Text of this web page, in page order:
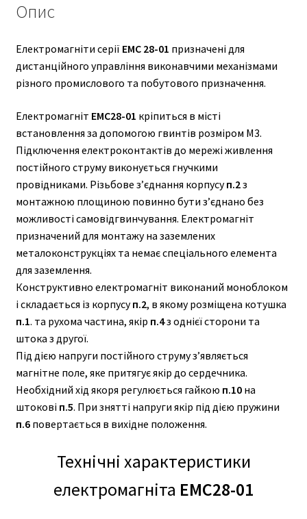
Опис
Електромагніти серії ЕМС 28-01 призначені для
дистанційного управління виконавчими механізмами
різного промислового та побутового призначення.
Електромагніт ЕМС28-01 кріпиться в місті
встановлення за допомогою гвинтів розміром М3.
Підключення електроконтактів до мережі живлення
постійного струму виконується гнучкими
провідниками. Різьбове з’єднання корпусуп.2з
монтажною площиною повинно бути з’єднано без
можливості самовідгвинчування. Електромагніт
призначений для монтажу на заземлених
металоконструкціях та немає спеціального елемента
для заземлення.
Конструктивно електромагніт виконаний моноблоком
і складається із корпусуп.2, в якому розміщена котушка
п.1. та рухома частина, якір п.4з однієї сторони та
штока з другої.
Під дією напруги постійного струму з’являється
магнітне поле, яке притягує якір до сердечника.
Необхідний хід якоря регулюється гайкою п.10на
штокові п.5. При знятті напруги якір під дією пружини
п.6повертається в вихідне положення.
Технічні характеристики
електромагніта ЕМС28-01